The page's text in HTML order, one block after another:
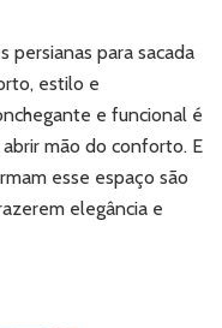
persianas para sacada
estilo e
e funcional é
mão do conforto. E
esse espaço são
elegância e